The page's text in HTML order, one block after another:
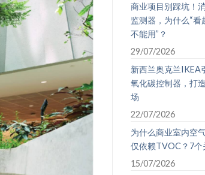
商业项目别踩坑！
监测器，为什么“看
不能用”？
29/07/2026
新西兰奥克兰IKEA
氧化碳控制器，打
场
22/07/2026
为什么商业室内空
仅依赖TVOC？7个
15/07/2026